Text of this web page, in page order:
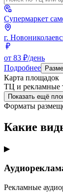
Супермаркет
г.
от 83 ₽/день
Подробнее
Карта площадок
ТЦ и рекламные
Показать ещё
Форматы
Какие
▶
Рекламные